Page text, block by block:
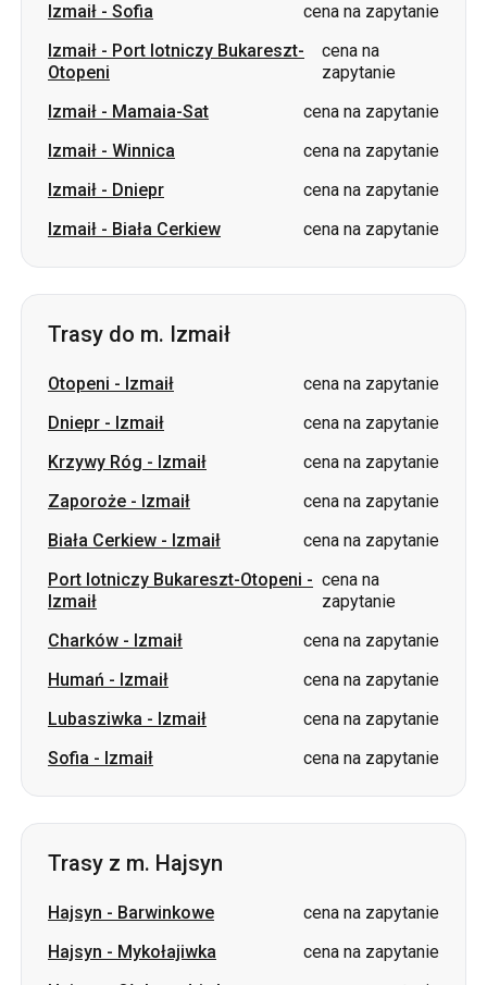
Izmaił - Sofia
cena na zapytanie
Izmaił - Port lotniczy Bukareszt-
Otopeni
cena na
zapytanie
Izmaił - Mamaia-Sat
cena na zapytanie
Izmaił - Winnica
cena na zapytanie
Izmaił - Dniepr
cena na zapytanie
Izmaił - Biała Cerkiew cena na zapytanie
Trasy do m. Izmaił
Otopeni - Izmaił
cena na zapytanie
Dniepr - Izmaił
cena na zapytanie
Krzywy Róg - Izmaił
cena na zapytanie
Zaporoże - Izmaił
cena na zapytanie
Biała Cerkiew - Izmaił
cena na zapytanie
Port lotniczy Bukareszt-Otopeni -
Izmaił
cena na
zapytanie
Charków - Izmaił
cena na zapytanie
Humań - Izmaił
cena na zapytanie
Lubasziwka - Izmaił
cena na zapytanie
Sofia - Izmaił cena na zapytanie
Trasy z m. Hajsyn
Hajsyn - Barwinkowe
cena na zapytanie
Hajsyn - Mykołajiwka
cena na zapytanie